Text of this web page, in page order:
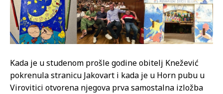
Kada je u studenom prošle godine obitelj Knežević
pokrenula stranicu Jakovart i kada je u Horn pubu u
Virovitici otvorena njegova prva samostalna izložba